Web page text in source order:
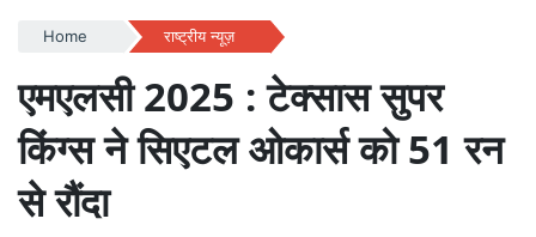
Home राष्ट्रीय न्यूज़
एमएलसी 2025 : टेक्सास सुपर
किंग्स ने सिएटल ओकार्स को 51 रन
से रौंदा